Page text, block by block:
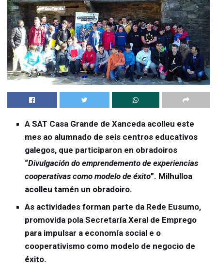
A SAT Casa Grande de Xanceda acolleu este
mes ao alumnado de seis centros educativos
galegos, que participaron en obradoiros
“Divulgación do emprendemento de experiencias
cooperativas como modelo de éxito”. Milhulloa
acolleu tamén un obradoiro.
As actividades forman parte da Rede Eusumo,
promovida pola Secretaría Xeral de Emprego
para impulsar a economía social e o
cooperativismo como modelo de negocio de
éxito.